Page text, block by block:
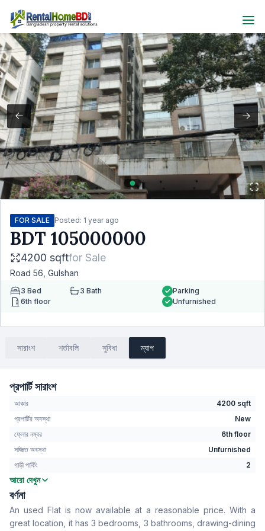
FOR SALE Posted: 1 year ago
BDT 105000000
4200 sqftfor Sale
Road 56, Gulshan
3 Bed 3 Bath
6th floor
Parking
Unfurnished
সারাংশ শর্তাবলি সুবিধা ম্যাপ
প্রপার্টি সারাংশ
আকার
4200 sqft
প্রপার্টির অবস্থা
New
ফ্লোর নম্বর
6th floor
সজ্জিত অবস্থা
Unfurnished
গাড়ী পার্কিং
2
বেডরুম
বাথরুম
বসার রুম
Yes
Drawing Room
Yes
আরো দেখুন
বর্ণনা
An used Flat is now available at a reasonable price. With a
great location, it has 3 bedrooms, 3 bathrooms, drawing-dining